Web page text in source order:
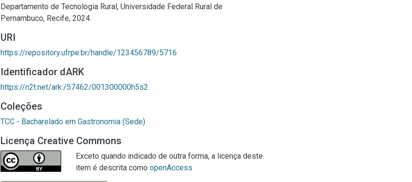
Departamento de Tecnologia Rural, Universidade Federal Rural de
Pernambuco, Recife, 2024.
URI
https://repository.ufrpe.br/handle/123456789/5716
Identificador dARK
https://n2t.net/ark:/57462/001300000h5s2
Coleções
TCC - Bacharelado em Gastronomia (Sede)
Licença Creative Commons
Exceto quando indicado de outra forma, a licença deste
item é descrita como openAccess